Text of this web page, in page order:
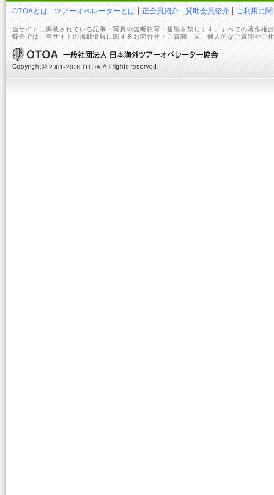
OTOAとは ツアーオペレーターとは 正会員紹介 賛助会員紹介 ご利用に
当サイトに掲載されている記事・写真の無断転写・複製を禁じます。すべての著作権
弊会では、当サイトの掲載情報に関するお問合せ・ご質問、又、個人的なご質問やご